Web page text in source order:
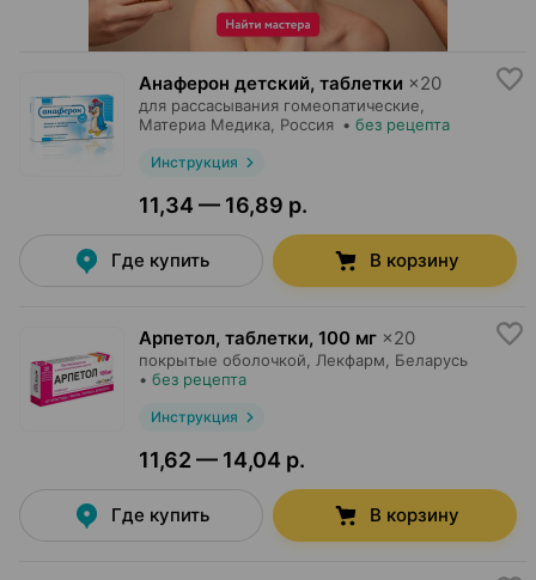
Анаферон детский, таблетки ×20
для рассасывания гомеопатические,
Материа Медика , Россия • без рецепта
Инструкция
11,34 — 16,89 р.
Где купить В корзину
Арпетол, таблетки, 100 мг ×20
покрытые оболочкой, Лекфарм , Беларусь
• без рецепта
Инструкция
11,62 — 14,04 р.
Где купить В корзину